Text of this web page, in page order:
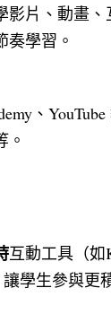
影片、動畫、
奏學習。
、
。
互動工具（如
學生參與更